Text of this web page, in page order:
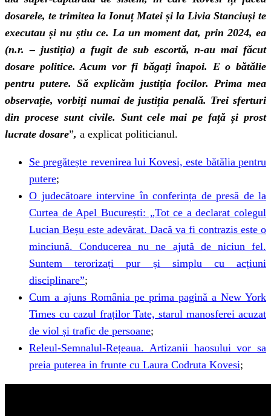
dosarele, te trimitea la Ionuț Matei și la Livia Stanciuși te
executau și nu știu ce. La un moment dat, prin 2024, ea
(n.r. – justiția) a fugit de sub escortă, n-au mai făcut
dosare politice. Acum vor fi băgați înapoi. E o bătălie
pentru putere. Să explicăm justiția focilor. Prima mea
observație, vorbiți numai de justiția penală. Trei sferturi
din procese sunt civile. Sunt cele mai pe față și prost
lucrate dosare”, a explicat politicianul.
Se pregătește revenirea lui Kovesi, este bătălia pentru
putere;
O judecătoare intervine în conferința de presă de la
Curtea de Apel București: „Tot ce a declarat colegul
Lucian Beșu este adevărat. Dacă va fi contrazis este o
minciună. Conducerea nu ne ajută de niciun fel.
Suntem terorizați pur și simplu cu acțiuni
disciplinare”;
Cum a ajuns România pe prima pagină a New York
Times cu cazul fraților Tate, starul manosferei acuzat
de viol și trafic de persoane;
Releul-Semnalul-Rețeaua. Artizanii haosului vor sa
preia puterea in frunte cu Laura Codruta Kovesi;